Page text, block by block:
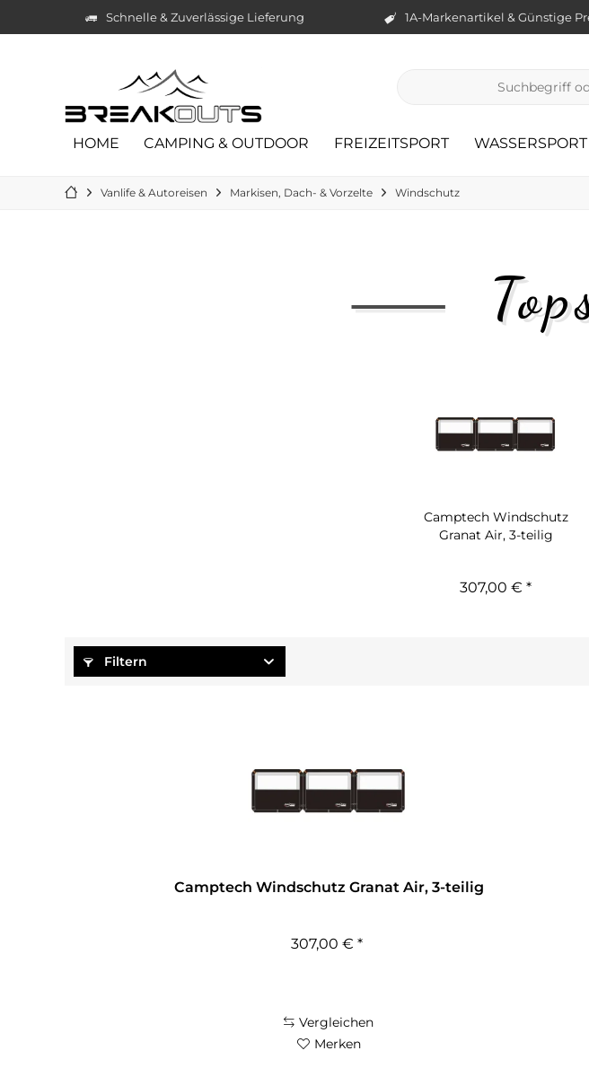
Schnelle & Zuverlässige Lieferung 1A-Markenartikel & Günstige
HOME CAMPING & OUTDOOR FREIZEITSPORT WASSERSPORT
Vanlife & Autoreisen Markisen, Dach- & Vorzelte Windschutz
Camptech Windschutz
Granat Air, 3-teilig
307,00 € *
Filtern
Camptech Windschutz Granat Air, 3-teilig
307,00 € *
Vergleichen
Merken